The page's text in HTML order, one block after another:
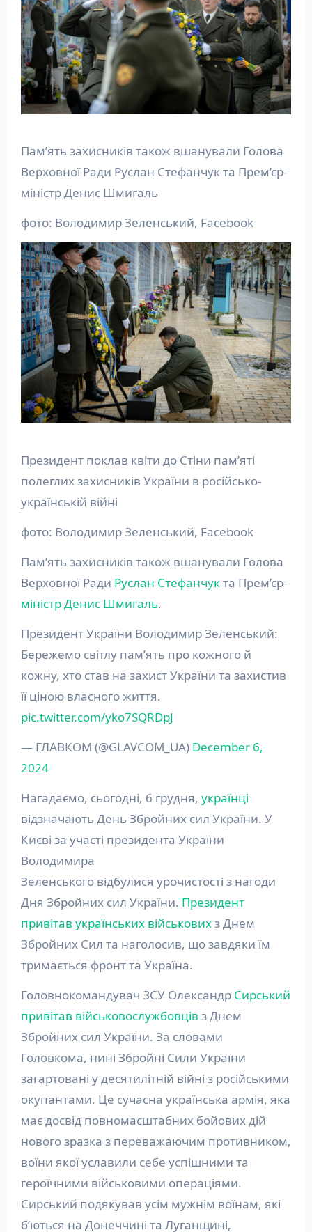
Пам’ять захисників також вшанували Голова
Верховної Ради Руслан Стефанчук та Прем’єр-
міністр Денис Шмигаль
фото: Володимир Зеленський, Facebook
Президент поклав квіти до Стіни пам’яті
полеглих захисників України в російсько-
українській війні
фото: Володимир Зеленський, Facebook
Пам’ять захисників також вшанували Голова
Верховної Ради Руслан Стефанчукта Прем’єр-
міністрДенис Шмигаль.
Президент України Володимир Зеленський:
Бережемо світлу памʼять про кожного й
кожну, хто став на захист України та захистив
її ціною власного життя.
pic.twitter.com/yko7SQRDpJ
— ГЛАВКОМ (@GLAVCOM_UA) December 6,
2024
Нагадаємо, сьогодні, 6 грудня, українці
відзначають День Збройних сил України. У
Києві за участі президента України
Володимира
Зеленського відбулися урочистості з нагоди
Дня Збройних сил України. Президент
привітав українських військовихз Днем
Збройних Сил та наголосив, що завдяки їм
тримається фронт та Україна.
Головнокомандувач ЗСУ Олександр Сирський
привітав військовослужбовців з Днем
Збройних сил України. За словами
Головкома, нині Збройні Сили України
загартовані у десятилітній війні з російськими
окупантами. Це сучасна українська армія, яка
має досвід повномасштабних бойових дій
нового зразка з переважаючим противником,
воїни якої уславили себе успішними та
героїчними військовими операціями.
Сирський подякував усім мужнім воїнам, які
б’ються на Донеччині та Луганщині,